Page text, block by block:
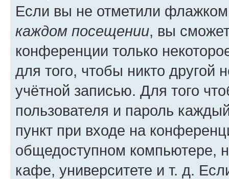
Если вы не отметили
каждом посещении, вы
конференции только
для того, чтобы никто другой
учётной записью. Для того
пользователя и пароль
пункт при входе на
общедоступном компьютере,
кафе, университете и т. д.